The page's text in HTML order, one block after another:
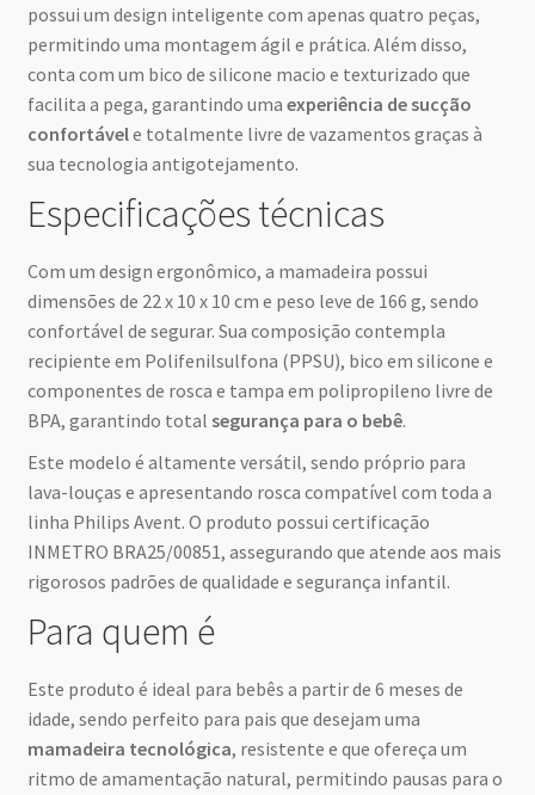
possui um design inteligente com apenas quatro peças,
permitindo uma montagem ágil e prática. Além disso,
conta com um bico de silicone macio e texturizado que
facilita a pega, garantindo uma experiência de sucção
confortávele totalmente livre de vazamentos graças à
sua tecnologia antigotejamento.
Especificações técnicas
Com um design ergonômico, a mamadeira possui
dimensões de 22 x 10 x 10 cm e peso leve de 166 g, sendo
confortável de segurar. Sua composição contempla
recipiente em Polifenilsulfona (PPSU), bico em silicone e
componentes de rosca e tampa em polipropileno livre de
BPA, garantindo total segurança para o bebê.
Este modelo é altamente versátil, sendo próprio para
lava-louças e apresentando rosca compatível com toda a
linha Philips Avent. O produto possui certificação
INMETRO BRA25/00851, assegurando que atende aos mais
rigorosos padrões de qualidade e segurança infantil.
Para quem é
Este produto é ideal para bebês a partir de 6 meses de
idade, sendo perfeito para pais que desejam uma
mamadeira tecnológica, resistente e que ofereça um
ritmo de amamentação natural, permitindo pausas para o